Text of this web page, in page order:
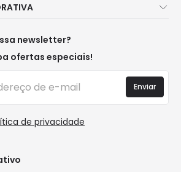
(FAQ)
Premium
newsletter?
ofertas especiais!
de privacidade
Enviar